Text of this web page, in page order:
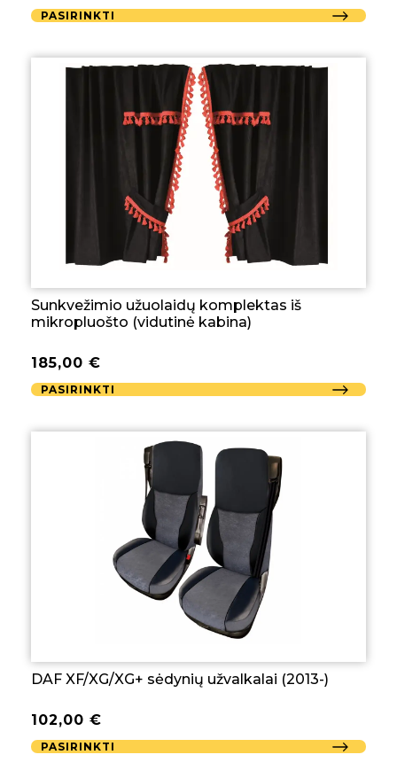
price
138,27 €.
price
124,44 €.
PASIRINKTI
Sunkvežimio užuolaidų komplektas iš
mikropluošto (vidutinė kabina)
185,00 €
PASIRINKTI
DAF XF/XG/XG+ sėdynių užvalkalai (2013-)
102,00 €
PASIRINKTI